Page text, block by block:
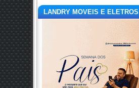
LANDRY MOVEIS E ELETROS